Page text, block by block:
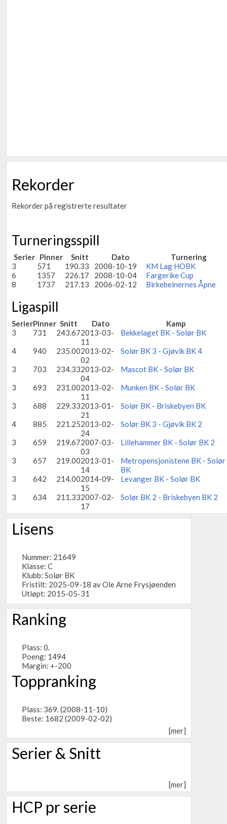
Rekorder
Rekorder på registrerte resultater
Turneringsspill
Serier Pinner Snitt Dato
Turnering
3
571 190.33 2008-10-19
KM Lag HOBK
6
1357 226.17 2008-10-04
Fargerike Cup
8
1737 217.13 2006-02-12 Birkebeinernes Åpne
Ligaspill
SerierPinner Snitt Dato
Kamp
3
731 243.672013-03-
11
Bekkelaget BK - Solør BK
4
940 235.002013-02-
02
Solør BK 3 - Gjøvik BK 4
3
703 234.332013-02-
04
Mascot BK - Solør BK
3
693 231.002013-02-
11
Munken BK - Solør BK
3
688 229.332013-01-
21
Solør BK - Briskebyen BK
4
885 221.252013-02-
24
Solør BK 3 - Gjøvik BK 2
3
659 219.672007-03-
03
Lillehammer BK - Solør BK 2
3
657 219.002013-01-
14
Metropensjonistene BK - Solør
BK
3
642 214.002014-09-
15
Levanger BK - Solør BK
3
634 211.332007-02-
17
Solør BK 2 - Briskebyen BK 2
Lisens
Nummer: 21649
Klasse: C
Klubb: Solør BK
Fristilt: 2025-09-18 av Ole Arne Frysjøenden
Utløpt: 2015-05-31
Ranking
Plass: 0.
Poeng: 1494
Margin: +-200
Toppranking
Plass: 369. (2008-11-10)
Beste: 1682 (2009-02-02)
[mer]
Serier & Snitt
[mer]
HCP pr serie